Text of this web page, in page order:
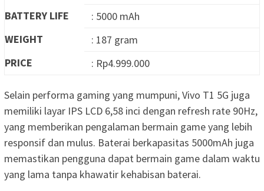
BATTERY LIFE
: 5000 mAh
WEIGHT
: 187 gram
PRICE
: Rp4.999.000
Selain performa gaming yang mumpuni, Vivo T1 5G juga
memiliki layar IPS LCD 6,58 inci dengan refresh rate 90Hz,
yang memberikan pengalaman bermain game yang lebih
responsif dan mulus. Baterai berkapasitas 5000mAh juga
memastikan pengguna dapat bermain game dalam waktu
yang lama tanpa khawatir kehabisan baterai.